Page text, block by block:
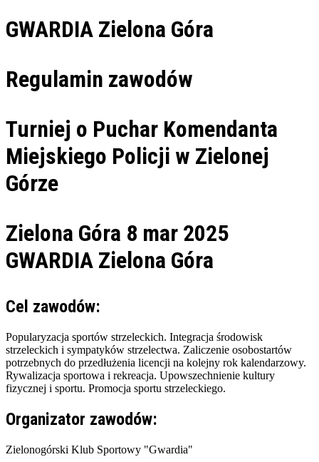
GWARDIA Zielona Góra
Regulamin zawodów
Turniej o Puchar Komendanta
Miejskiego Policji w Zielonej
Górze
Zielona Góra 8 mar 2025
GWARDIA Zielona Góra
Cel zawodów:
Popularyzacja sportów strzeleckich. Integracja środowisk
strzeleckich i sympatyków strzelectwa. Zaliczenie osobostartów
potrzebnych do przedłużenia licencji na kolejny rok kalendarzowy.
Rywalizacja sportowa i rekreacja. Upowszechnienie kultury
fizycznej i sportu. Promocja sportu strzeleckiego.
Organizator zawodów:
Zielonogórski Klub Sportowy "Gwardia"